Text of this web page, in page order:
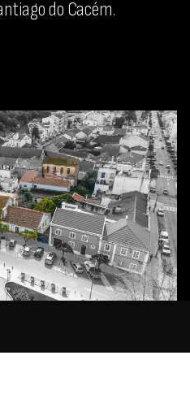
do Cacém.